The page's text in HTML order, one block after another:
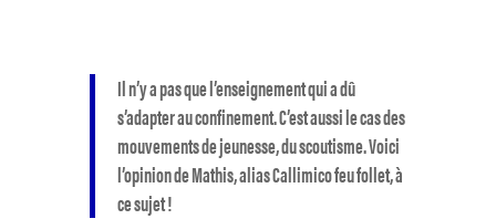
Il n’y a pas que l’enseignement qui a dû
s’adapter au confinement. C’est aussi le cas des
mouvements de jeunesse, du scoutisme. Voici
l’opinion de Mathis, alias Callimico feu follet, à
ce sujet !